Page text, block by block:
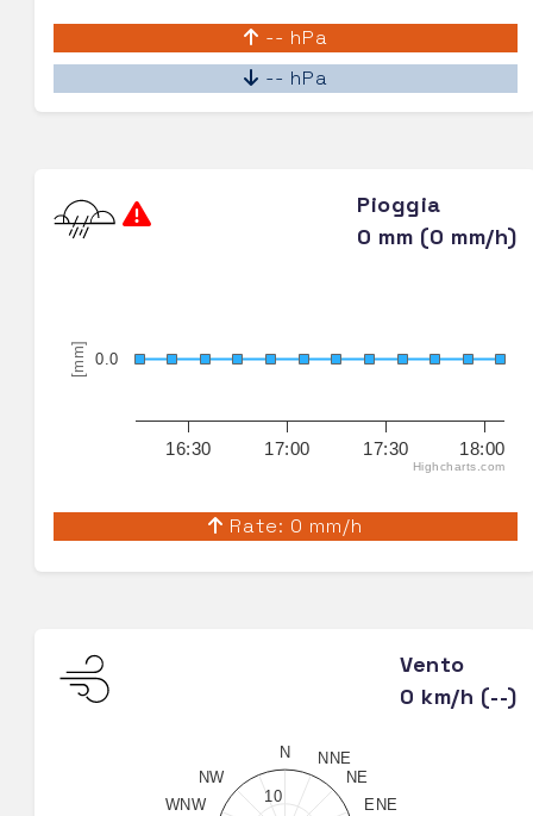
-- hPa
-- hPa
Pioggia
0 mm (0 mm/h)
[mm]
16:30 17:00 17:30 18:00
0.0
Highcharts.com
Rate: 0 mm/h
Vento
0 km/h (--)
N
NNE
NE
ENE
WNW
NW
10